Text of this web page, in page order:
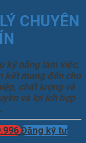
CHUYÊN
kỹ năng làm việc,
kết mang đến cho
chất lượng và
và lợi ích hợp
Đăng ký tư